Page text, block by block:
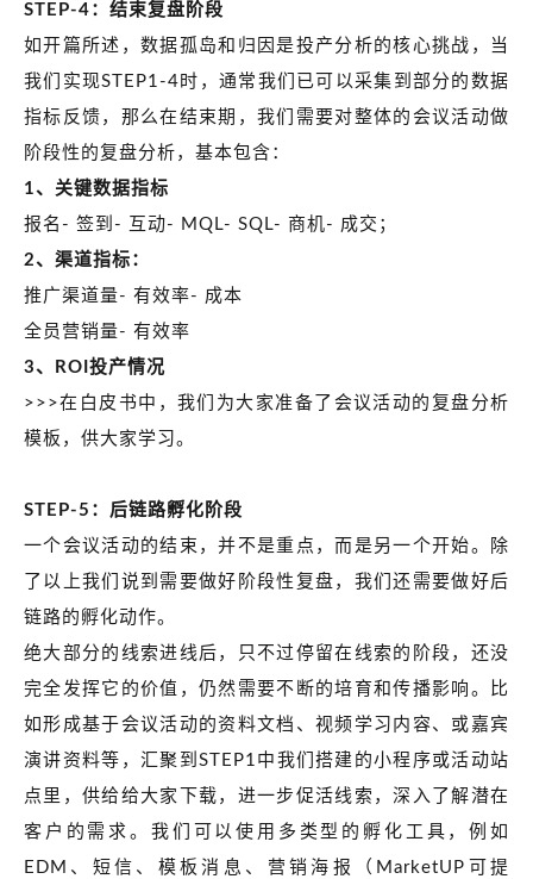
STEP-4：结束复盘阶段
如开篇所述，数据孤岛和归因是投产分析的核心挑战，当
我们实现STEP1-4时，通常我们已可以采集到部分的数据
指标反馈，那么在结束期，我们需要对整体的会议活动做
阶段性的复盘分析，基本包含：
1、关键数据指标
报名- 签到- 互动- MQL- SQL- 商机- 成交；
2、渠道指标：
推广渠道量- 有效率- 成本
全员营销量- 有效率
3、
ROI 投产情况
>>>在白皮书中，我们为大家准备了会议活动的复盘分析
模板，供大家学习。
STEP-5：后链路孵化阶段
一个会议活动的结束，并不是重点，而是另一个开始。除
了以上我们说到需要做好阶段性复盘，我们还需要做好后
链路的孵化动作。
绝大部分的线索进线后，只不过停留在线索的阶段，还没
完全发挥它的价值，仍然需要不断的培育和传播影响。比
如形成基于会议活动的资料文档、视频学习内容、或嘉宾
演讲资料等，汇聚到STEP1中我们搭建的小程序或活动站
点里，供给给大家下载，进一步促活线索，深入了解潜在
客户的需求。我们可以使用多类型的孵化工具，例如
EDM、短信、模板消息、营销海报（MarketUP可提